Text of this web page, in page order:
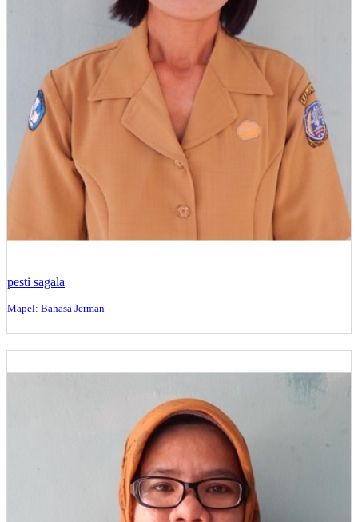
pesti sagala
Mapel: Bahasa Jerman